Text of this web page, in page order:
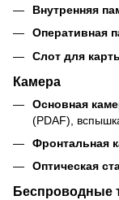
Внутренняя
Оперативная
Слот для
Камера
Основная
(PDAF),
Фронтальная
Оптическая
Беспроводные